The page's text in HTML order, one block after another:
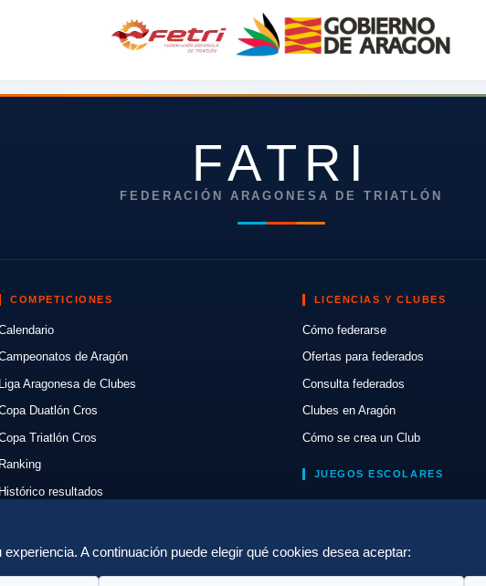
FATRI
FEDERACIÓN ARAGONESA DE TRIATLÓN
COMPETICIONES
de Aragón
Liga Aragonesa de Clubes
Duatlón Cros
Triatlón Cros
Ranking
Histórico resultados
Normativas
LICENCIAS Y CLUBES
Cómo federarse
Ofertas para federados
Consulta federados
Clubes en Aragón
Cómo se crea un Club
JUEGOS ESCOLARES
A continuación puede elegir qué cookies desea aceptar: